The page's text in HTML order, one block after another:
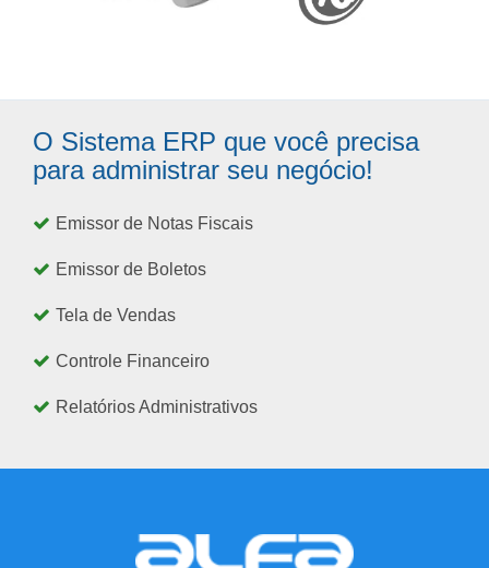
O Sistema ERP que você precisa
para administrar seu negócio!
Emissor de Notas Fiscais
Emissor de Boletos
Tela de Vendas
Controle Financeiro
Relatórios Administrativos